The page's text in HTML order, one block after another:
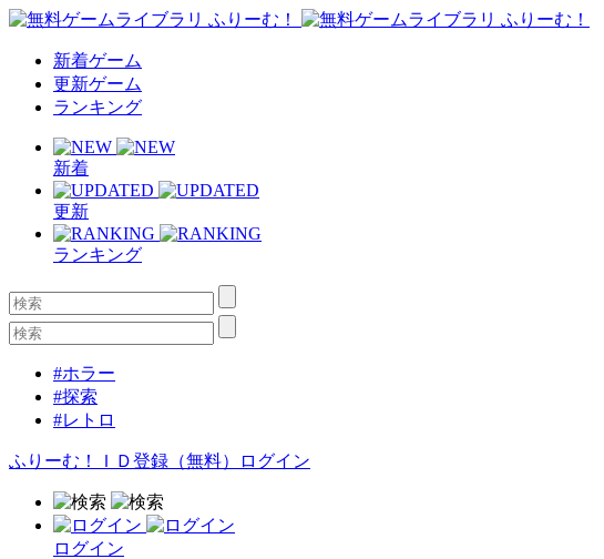
新着ゲーム
更新ゲーム
ランキング
新着
更新
ランキング
#ホラー
#探索
#レトロ
ふりーむ！ＩＤ登録（無料） ログイン
ログイン